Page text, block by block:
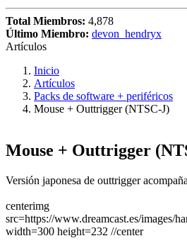
Total Miembros: 4,878
Último Miembro: devon_hendryx
Artículos
Inicio
Artículos
Packs de software + periféricos
Mouse + Outtrigger (NTSC-J)
Mouse + Outtrigger
Versión japonesa de outtrigger
centerimg
src=https://www.dreamcast.es/images/
width=300 height=232 //center